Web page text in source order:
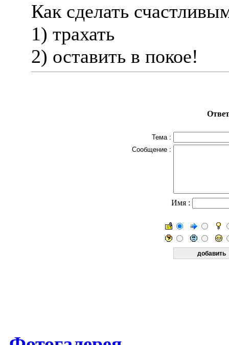
Как сделать
1) трахать
2) оставить в покое!
Тема :
Сообщение :
Имя :